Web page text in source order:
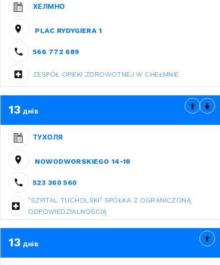
ХЕЛМНО
PLAC RYDYGIERA 1
566 772 689
ZESPÓŁ OPIEKI ZDROWOTNEJ W CHEŁMNIE
13 днів
ТУХОЛЯ
NOWODWORSKIEGO 14-18
523 360 560
"SZPITAL TUCHOLSKI" SPÓŁKA Z OGRANICZONĄ
ODPOWIEDZIALNOŚCIĄ
13 днів